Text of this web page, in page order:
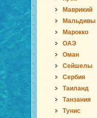
Маврикий
Мальдивы
Марокко
ОАЭ
Оман
Сейшелы
Сербия
Таиланд
Танзания
Тунис